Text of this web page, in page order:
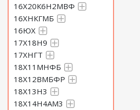
16Х20К6Н2МВФ
16ХНКГМБ
16ЮХ
17Х18Н9
17ХНГТ
18Х11МНФБ
18Х12ВМБФР
18Х13Н3
18Х14Н4АМ3